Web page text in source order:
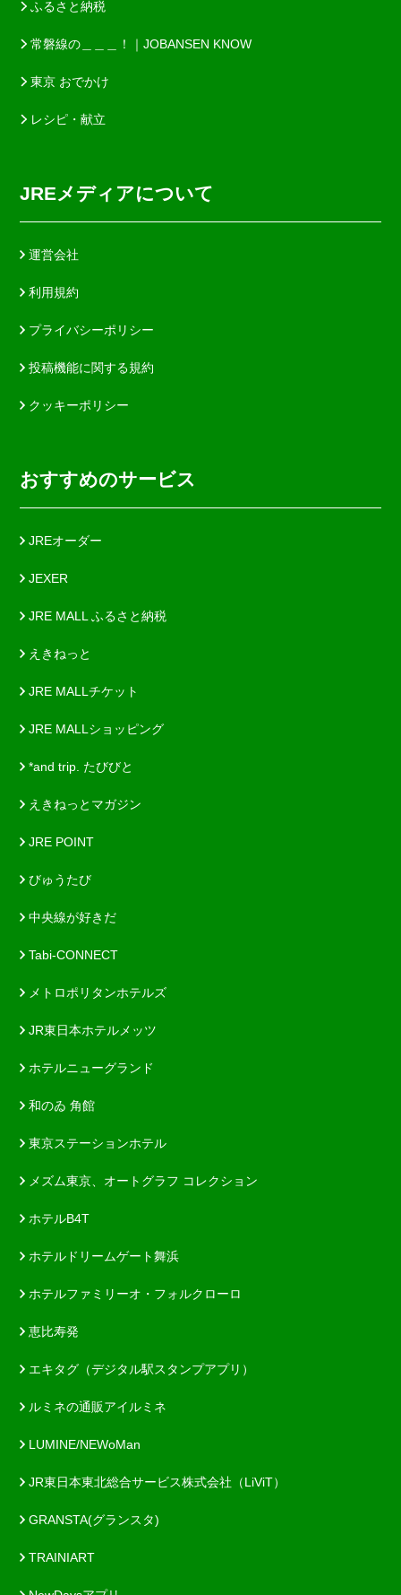
ふるさと納税
常磐線の＿＿＿！｜JOBANSEN KNOW
東京 おでかけ
レシピ・献立
JREメディアについて
運営会社
利用規約
プライバシーポリシー
投稿機能に関する規約
クッキーポリシー
おすすめのサービス
JREオーダー
JEXER
JRE MALL ふるさと納税
えきねっと
JRE MALLチケット
JRE MALLショッピング
*and trip. たびびと
えきねっとマガジン
JRE POINT
びゅうたび
中央線が好きだ
Tabi-CONNECT
メトロポリタンホテルズ
JR東日本ホテルメッツ
ホテルニューグランド
和のゐ 角館
東京ステーションホテル
メズム東京、オートグラフ コレクション
ホテルB4T
ホテルドリームゲート舞浜
ホテルファミリーオ・フォルクローロ
恵比寿発
エキタグ（デジタル駅スタンプアプリ）
ルミネの通販アイルミネ
LUMINE/NEWoMan
JR東日本東北総合サービス株式会社（LiViT）
GRANSTA(グランスタ)
TRAINIART